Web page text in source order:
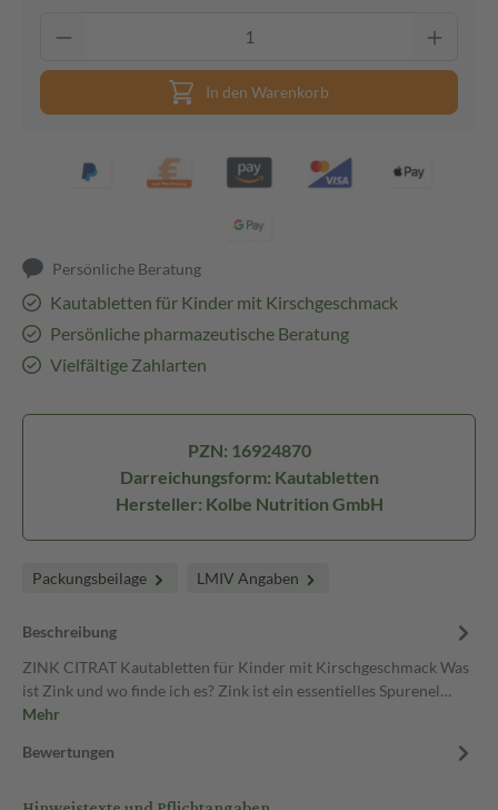
In den Warenkorb
Persönliche Beratung
Kautabletten für Kinder mit Kirschgeschmack
Persönliche pharmazeutische Beratung
Vielfältige Zahlarten
PZN: 16924870
Darreichungsform: Kautabletten
Hersteller: Kolbe Nutrition GmbH
Packungsbeilage LMIV Angaben
Beschreibung
ZINK CITRAT Kautabletten für Kinder mit Kirschgeschmack Was
ist Zink und wo finde ich es? Zink ist ein essentielles Spurenel…
Mehr
Bewertungen